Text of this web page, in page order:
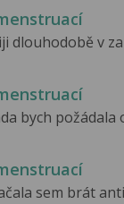
dlouhodobě v
bych požádala
sem brát